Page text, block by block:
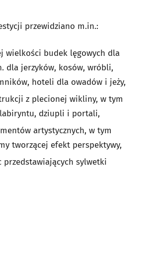
przewidziano m.in.:
wielkości budek lęgowych dla
dla jerzyków, kosów, wróbli,
hoteli dla owadów i jeży,
z plecionej wikliny, w tym
dziupli i portali,
artystycznych, w tym
tworzącej efekt perspektywy,
przedstawiających sylwetki